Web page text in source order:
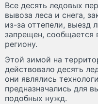
Все десять ледовых
вывоза леса и снега,
из-за оттепели, выезд
запрещен, сообщается
региону.
Этой зимой на
действовало десять
они являлись
предназначались для
подобных нужд.